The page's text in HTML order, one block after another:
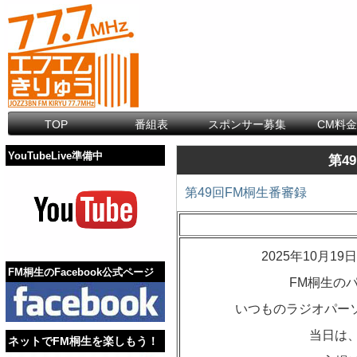
TOP 番組表 スポンサー募集 CM料
YouTubeLive準備中
FM桐生のFacebook公式ページ
ネットでFM桐生を楽しもう！
第
第49回FM桐生番審録
2025年10月19
FM桐生の
いつものラジオパー
当日は